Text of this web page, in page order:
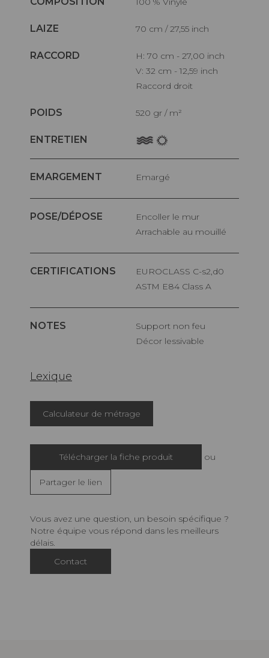
LAIZE 70 cm / 27,55 inch
RACCORD
H: 70 cm - 27,00 inch
V: 32 cm - 12,59 inch
Raccord droit
POIDS 520 gr / m²
ENTRETIEN
EMARGEMENT Emargé
POSE/DÉPOSE
Encoller le mur
Arrachable au mouillé
CERTIFICATIONS
EUROCLASS C-s2,d0
ASTM E84 Class A
NOTES
Support non feu
Décor lessivable
Lexique
Calculateur de métrage
Télécharger la fiche produit ou
Partager le lien
Vous avez une question, un besoin spécifique ?
Notre équipe vous répond dans les meilleurs
délais.
Contact